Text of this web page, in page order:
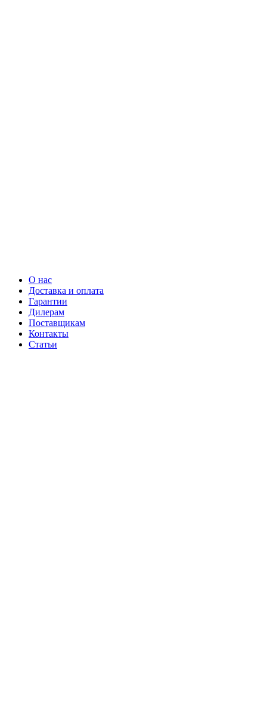
О нас
Доставка и оплата
Гарантии
Дилерам
Поставщикам
Контакты
Статьи